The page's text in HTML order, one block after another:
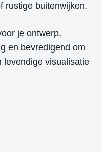
rustige buitenwijken.
je ontwerp,
en bevredigend om
levendige visualisatie